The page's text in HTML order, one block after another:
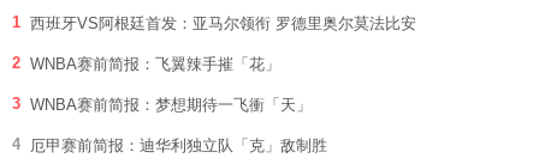
1 西班牙VS阿根廷首发：亚马尔领衔 罗德里奥尔莫法比安
2 WNBA赛前简报：飞翼辣手摧「花」
3 WNBA赛前简报：梦想期待一飞衝「天」
4 厄甲赛前简报：迪华利独立队「克」敌制胜